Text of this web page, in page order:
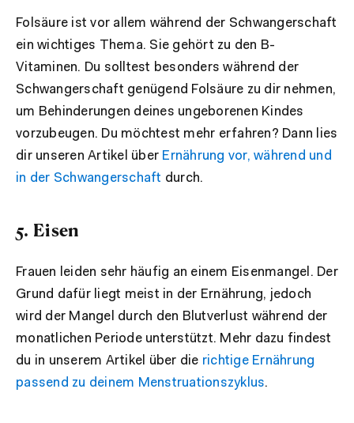
Folsäure ist vor allem während der Schwangerschaft
ein wichtiges Thema. Sie gehört zu den B-
Vitaminen. Du solltest besonders während der
Schwangerschaft genügend Folsäure zu dir nehmen,
um Behinderungen deines ungeborenen Kindes
vorzubeugen. Du möchtest mehr erfahren? Dann lies
dir unseren Artikel über Ernährung vor, während und
in der Schwangerschaft durch.
5. Eisen
Frauen leiden sehr häufig an einem Eisenmangel. Der
Grund dafür liegt meist in der Ernährung, jedoch
wird der Mangel durch den Blutverlust während der
monatlichen Periode unterstützt. Mehr dazu findest
du in unserem Artikel über die richtige Ernährung
passend zu deinem Menstruationszyklus.